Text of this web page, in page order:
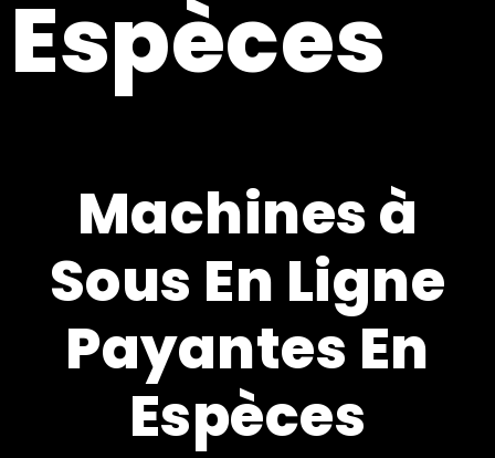
Espèces
Machines à
Sous En Ligne
Payantes En
Espèces